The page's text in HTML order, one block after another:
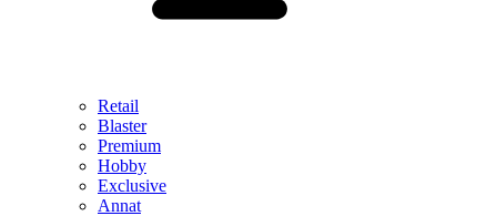
Retail
Blaster
Premium
Hobby
Exclusive
Annat